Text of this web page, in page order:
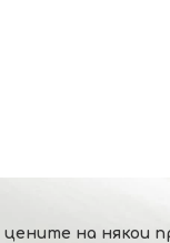
цените на някои